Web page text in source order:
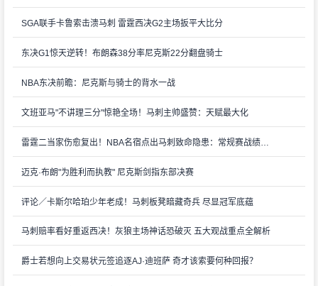
SGA联手卡鲁索击溃马刺 雷霆西决G2主场扳平大比分
东决G1惊天逆转！布朗森38分率尼克斯22分翻盘骑士
NBA东决前瞻：尼克斯与骑士的背水一战
文班亚马"不讲理三分"惊艳全场！马刺主帅盛赞：天赋最大化
雷霆二当家伤愈复出！NBA名宿点出马刺致命隐患：常规赛战绩毫无意义
迈克·布朗"为胜利而执教" 尼克斯剑指东部决赛
评论／卡斯尔哈珀少年老成！马刺板凳暗藏奇兵 尽显冠军底蕴
马刺赔率看好重返西决！灰狼主场神话恐破灭 五大观战重点全解析
爵士若想向上交易状元签追逐AJ·迪班萨 奇才该索要何种回报？